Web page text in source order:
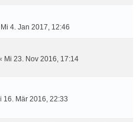
Mi 4. Jan 2017, 12:46
Mi 23. Nov 2016, 17:14
16. Mär 2016, 22:33